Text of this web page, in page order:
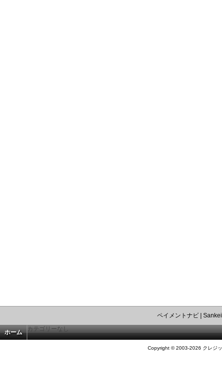
ペイメントナビ|
ホーム カテゴリーなし
Copyright © 2003-2026 クレジ